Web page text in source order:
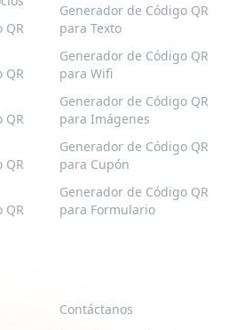
QR
QR
QR
QR
QR
Generador de Código QR
para Texto
Generador de Código QR
para Wifi
Generador de Código QR
para Imágenes
Generador de Código QR
para Cupón
Generador de Código QR
para Formulario
Contáctanos